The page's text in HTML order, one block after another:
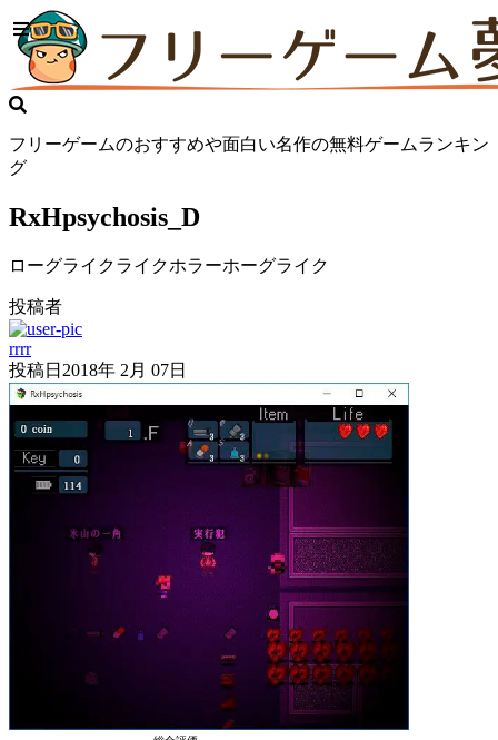
フリーゲームのおすすめや面白い名作の無料ゲームランキン
グ
RxHpsychosis_D
ローグライクライクホラーホーグライク
投稿者
rrrr
投稿日 2018年 2月 07日